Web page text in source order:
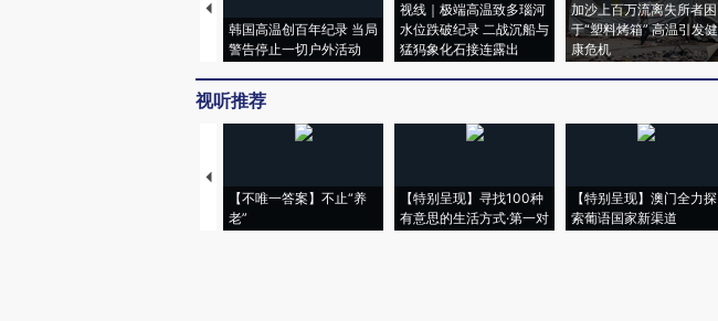
韩国高温创百年纪录 当局
警告停止一切户外活动
视线｜极端高温致多瑙河
水位跌破纪录 二战沉船与
猛犸象化石接连露出
加沙上百万流离失所者困
于“塑料烤箱” 高温引发健
康危机
视听推荐
【不唯一答案】不止“养
老”
【特别呈现】寻找100种
有意思的生活方式·第一对
【特别呈现】澳门全力探
索葡语国家新渠道